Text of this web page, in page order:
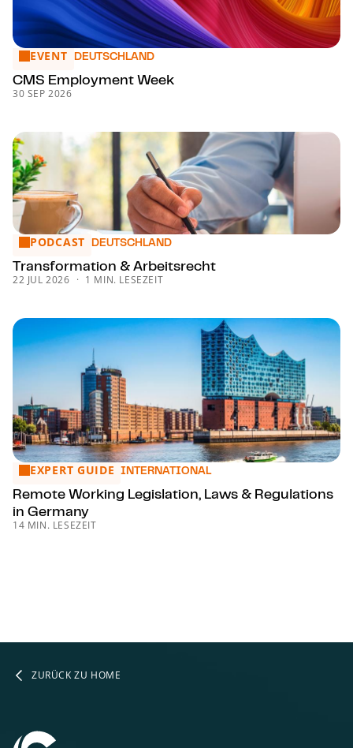
CMS Employment Week
EVENT DEUTSCHLAND
CMS Employment Week
30 SEP 2026
Trans­for­ma­ti­on & Arbeitsrecht
PODCAST DEUTSCHLAND
Trans­for­ma­ti­on & Arbeitsrecht
22 JUL 2026 1 MIN. LESEZEIT
Remote Working Legislation, Laws & Regulations in
EXPERT GUIDE INTERNATIONAL
Remote Working Legislation, Laws & Regulations
in Germany
14 MIN. LESEZEIT
ZURÜCK ZU HOME